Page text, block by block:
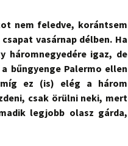
nem feledve, korántsem
vasárnap délben. Ha
háromnegyedére igaz, de
bűngyenge Palermo ellen
ez (is) elég a három
csak örülni neki, mert
legjobb olasz gárda,